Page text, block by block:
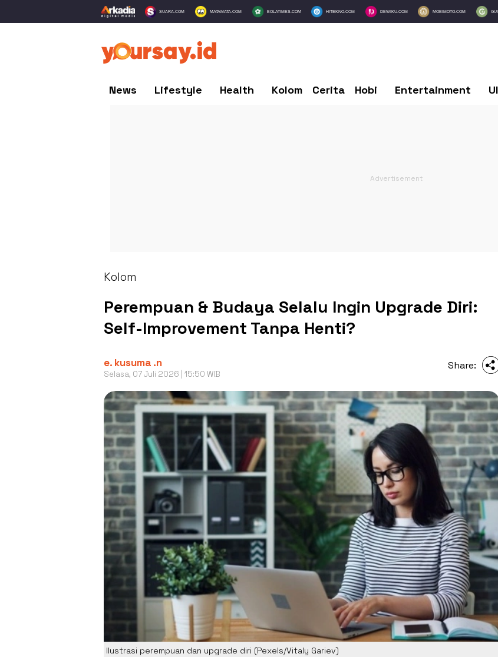
SUARA.COM MATAMATA.COM BOLATIMES.COM HITEKNO.COM DEWIKU.COM MOBIMOTO.COM
News Lifestyle Health Kolom Cerita Hobi Entertainment
Kolom
Perempuan & Budaya Selalu Ingin Upgrade Diri:
Self-Improvement Tanpa Henti?
e. kusuma .n
Selasa, 07 Juli 2026 | 15:50 WIB
Share:
Ilustrasi perempuan dan upgrade diri (Pexels/Vitaly Gariev)